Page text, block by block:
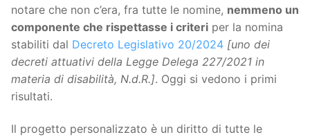
notare che non c’era, fra tutte le nomine, nemmeno un
componente che rispettasse i criteri per la nomina
stabiliti dal Decreto Legislativo 20/2024 [uno dei
decreti attuativi della Legge Delega 227/2021 in
materia di disabilità, N.d.R.]. Oggi si vedono i primi
risultati.
Il progetto personalizzato è un diritto di tutte le